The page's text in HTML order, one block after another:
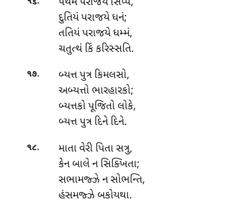
દુતિયં પરાજયે ધનં;
તતિયં પરાજયે ધમ્મં,
ચતુત્થં કિં કરિસ્સતિ.
૧૭.
બ્યત્ત પુત્ર કિમલસો,
અબ્યત્તો ભારહારકો;
બ્યત્તકો પૂજિતો લોકે,
બ્યત્ત પુત્ર દિને દિને.
૧૮.
માતા વેરી પિતા સત્રુ,
કેન બાલે ન સિક્ખિતા;
સભામજ્ઝે ન સોભન્તિ,
હંસમજ્ઝે બકોયથા.